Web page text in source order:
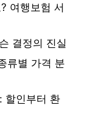
여행보험 서
결정의 진실
류별 가격 분
할인부터 환